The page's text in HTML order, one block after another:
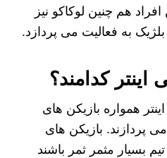
هم چنین لوکاکو نیز
به فعالیت می پردازد.
کدامند؟
همواره بازیکن های
پردازند. بازیکن های
بسیار مثمر ثمر باشند